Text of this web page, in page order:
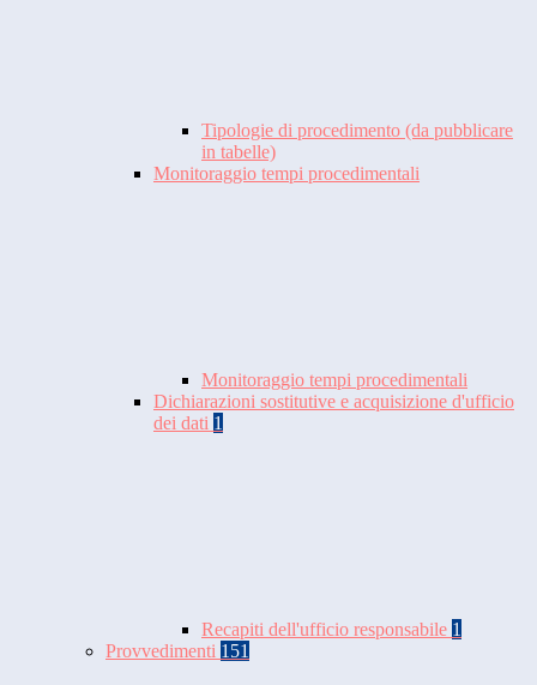
Tipologie di procedimento (da pubblicare
in tabelle)
Monitoraggio tempi procedimentali
Monitoraggio tempi procedimentali
Dichiarazioni sostitutive e acquisizione d'ufficio
dei dati 1
Recapiti dell'ufficio responsabile 1
Provvedimenti 151